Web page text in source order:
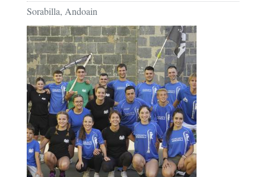
Sorabilla, Andoain